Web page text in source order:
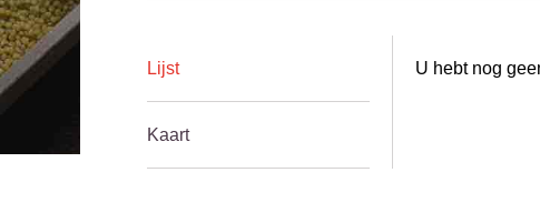
Lijst
Kaart
U hebt nog